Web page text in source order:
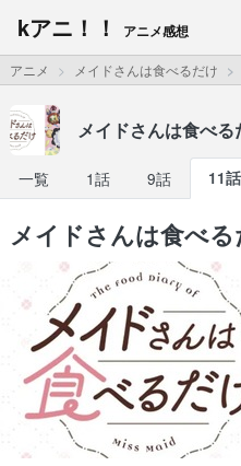
kアニ！！ アニメ感想
アニメ メイドさんは食べるだけ
メイドさんは食べる
一覧 1話 9話 11話
メイドさんは食べ